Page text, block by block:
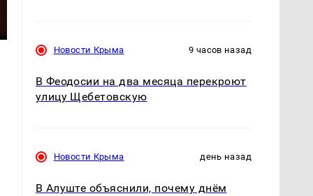
Новости Крыма 9 часов назад
В Феодосии на два месяца перекроют
улицу Щебетовскую
Новости Крыма день назад
В Алуште объяснили, почему днём